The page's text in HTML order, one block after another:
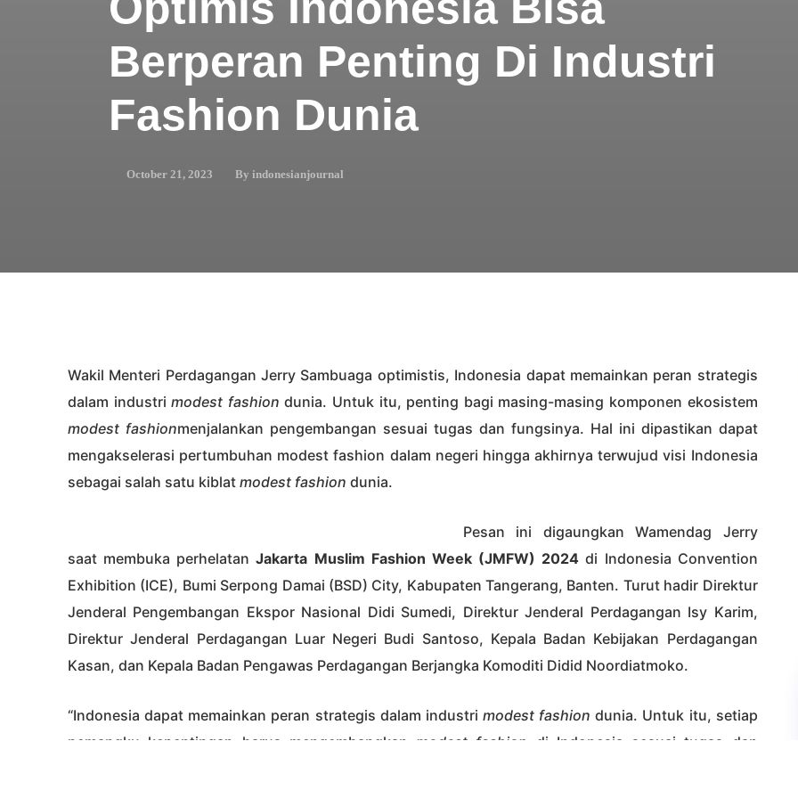
Berperan Penting Di Industri
Fashion Dunia
October 21, 2023 By indonesianjournal
Wakil Menteri Perdagangan Jerry Sambuaga optimistis, Indonesia dapat memainkan peran strategis
dalam industrimodest fashion dunia. Untuk itu, penting bagi masing-masing komponen ekosistem
modest fashionmenjalankan pengembangan sesuai tugas dan fungsinya. Hal ini dipastikan dapat
mengakselerasi pertumbuhan modest fashion dalam negeri hingga akhirnya terwujud visi Indonesia
sebagai salah satu kiblat modest fashion dunia.
Pesan ini digaungkan Wamendag Jerry
saat membuka perhelatanJakarta Muslim Fashion Week (JMFW) 2024 di Indonesia Convention
Exhibition (ICE), Bumi Serpong Damai (BSD) City, Kabupaten Tangerang, Banten. Turut hadir Direktur
Jenderal Pengembangan Ekspor Nasional Didi Sumedi, Direktur Jenderal Perdagangan Isy Karim,
Direktur Jenderal Perdagangan Luar Negeri Budi Santoso, Kepala Badan Kebijakan Perdagangan
Kasan, dan Kepala Badan Pengawas Perdagangan Berjangka Komoditi Didid Noordiatmoko.
“Indonesia dapat memainkan peran strategis dalam industri modest fashion dunia. Untuk itu, setiap
pemangku kepentingan harus mengembangkan modest fashion
di Indonesia sesuai tugas dan